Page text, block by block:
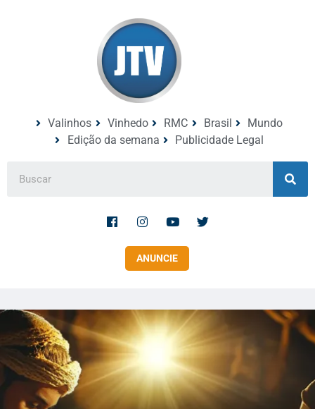
Valinhos Vinhedo RMC Brasil
Mundo
Edição da semana
Publicidade Legal
ANUNCIE